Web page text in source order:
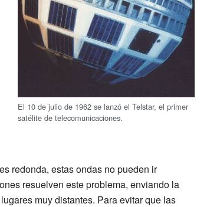
El 10 de julio de 1962 se lanzó el Telstar, el primer
satélite de telecomunicaciones.
redonda, estas ondas no pueden ir
resuelven este problema, enviando la
muy distantes. Para evitar que las